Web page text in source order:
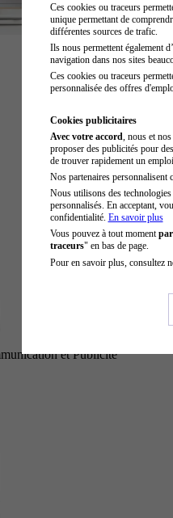
et Publicité
Ces cookies ou traceurs
unique permettant de
différentes sources de trafic.
Ils nous permettent également
navigation dans nos sites
Ces cookies ou traceurs
personnalisée des offres
Cookies publicitaires
Avec votre accord , nous et
proposer des publicités pour
de trouver rapidement un
Nos partenaires personnalisent
Nous utilisons des
personnalisés. En acceptant,
confidentialité. En savoir plus
Vous pouvez à tout moment
traceurs" en bas de page.
Pour en savoir plus, consultez